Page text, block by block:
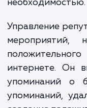
репутации
для тех, кто
Управление